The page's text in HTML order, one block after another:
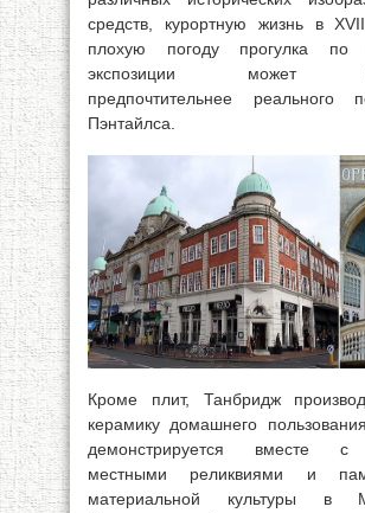
средств, курортную жизнь в
плохую погоду прогулка по
экспозиции может
предпочтительнее реального
Пэнтайлса.
Кроме плит, Танбридж
керамику домашнего
демонстрируется вместе с
местными реликвиями и
материальной культуры в